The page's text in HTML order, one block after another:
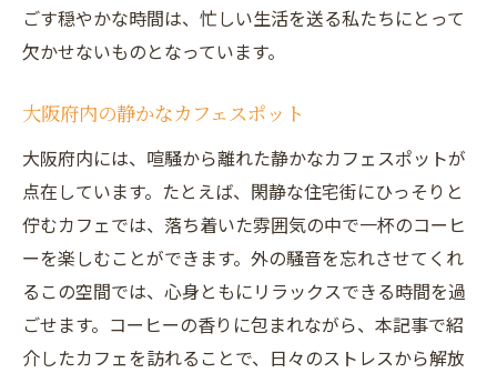
ごす穏やかな時間は、忙しい生活を送る私たちにとって
欠かせないものとなっています。
大阪府内の静かなカフェスポット
大阪府内には、喧騒から離れた静かなカフェスポットが
点在しています。たとえば、閑静な住宅街にひっそりと
佇むカフェでは、落ち着いた雰囲気の中で一杯のコーヒ
ーを楽しむことができます。外の騒音を忘れさせてくれ
るこの空間では、心身ともにリラックスできる時間を過
ごせます。コーヒーの香りに包まれながら、本記事で紹
介したカフェを訪れることで、日々のストレスから解放